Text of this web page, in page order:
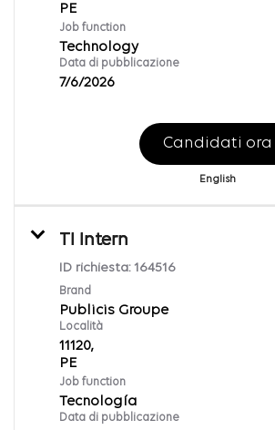
Job function
Technology
Data di pubblicazione
7/6/2026
Candidati ora
English
TI Intern
ID richiesta: 164516
Brand
Publicis Groupe
Località
11120,
Job function
Tecnología
Data di pubblicazione